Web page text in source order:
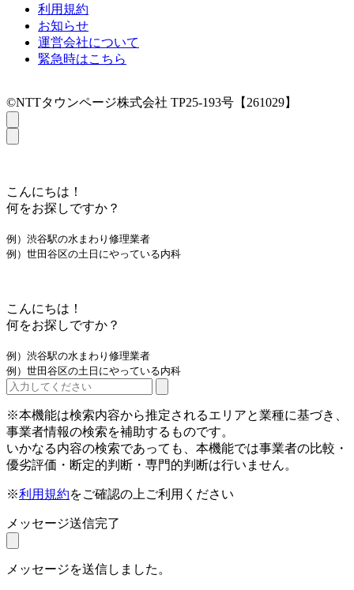
利用規約
お知らせ
運営会社について
緊急時はこちら
©NTTタウンページ株式会社 TP25-193号【261029】
こんにちは！
何をお探しですか？
例）渋谷駅の水まわり修理業者
例）世田谷区の土日にやっている内科
こんにちは！
何をお探しですか？
例）渋谷駅の水まわり修理業者
例）世田谷区の土日にやっている内科
※本機能は検索内容から推定されるエリアと業種に基づき、
事業者情報の検索を補助するものです。
いかなる内容の検索であっても、本機能では事業者の比較・
優劣評価・断定的判断・専門的判断は行いません。
※利用規約をご確認の上ご利用ください
メッセージ送信完了
メッセージを送信しました。